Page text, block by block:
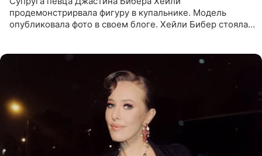
продемонстрирвала фигуру в купальнике. Модель
опубликовала фото в своем блоге. Хейли Бибер стояла